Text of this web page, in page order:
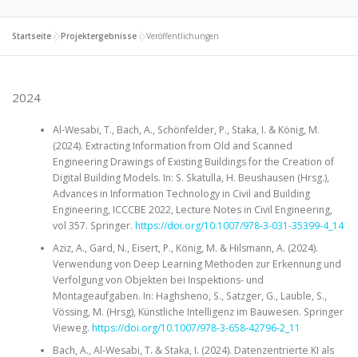
PROJEKTERGEBNISSE NEWS
Startseite »Projektergebnisse »Veröffentlichungen
2024
Al-Wesabi, T., Bach, A., Schönfelder, P., Staka, I. & König, M.
(2024). Extracting Information from Old and Scanned
Engineering Drawings of Existing Buildings for the Creation of
Digital Building Models. In: S. Skatulla, H. Beushausen (Hrsg.),
Advances in Information Technology in Civil and Building
Engineering, ICCCBE 2022, Lecture Notes in Civil Engineering,
vol 357. Springer. https://doi.org/10.1007/978-3-031-35399-4_14
Aziz, A., Gard, N., Eisert, P., König, M. & Hilsmann, A. (2024).
Verwendung von Deep Learning Methoden zur Erkennung und
Verfolgung von Objekten bei Inspektions- und
Montageaufgaben. In: Haghsheno, S., Satzger, G., Lauble, S.,
Vössing, M. (Hrsg), Künstliche Intelligenz im Bauwesen. Springer
Vieweg. https://doi.org/10.1007/978-3-658-42796-2_11
Bach, A., Al-Wesabi, T. & Staka, I. (2024). Datenzentrierte KI als